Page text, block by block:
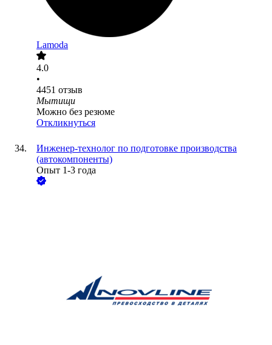
Lamoda
4.0
•
4451 отзыв
Мытищи
Можно без резюме
Откликнуться
Инженер-технолог по подготовке производства
(автокомпоненты)
Опыт 1-3 года